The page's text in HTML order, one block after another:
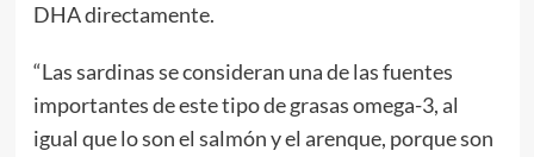
DHA directamente.
“Las sardinas se consideran una de las fuentes
importantes de este tipo de grasas omega-3, al
igual que lo son el salmón y el arenque, porque son